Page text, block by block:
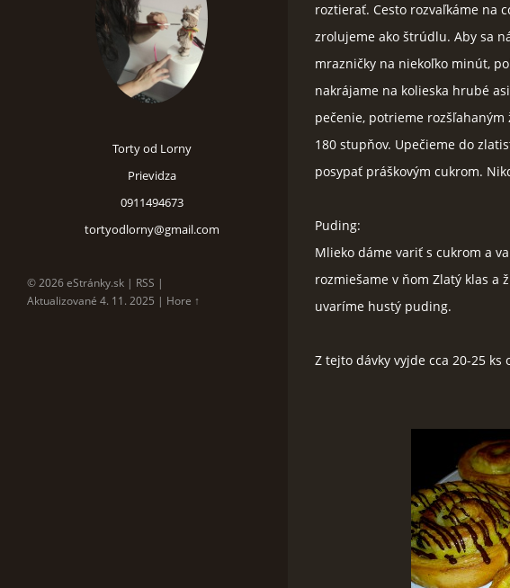
Torty od Lorny
Prievidza
0911494673
tortyodlorny@gmail.com
© 2026 eStránky.sk | RSS |
Aktualizované 4. 11. 2025 | Hore ↑
roztierať. Cesto rozvaľkáme na
zrolujeme ako štrúdlu. Aby sa
mrazničky na niekoľko minút,
nakrájame na kolieska hrubé
pečenie, potrieme
180 stupňov. Upečieme do
posypať práškovým cukrom.
Puding:
Mlieko dáme variť s cukrom a
rozmiešame v ňom Zlatý klas a
uvaríme hustý puding.
Z tejto dávky vyjde cca 20-25 ks